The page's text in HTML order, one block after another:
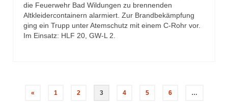
die Feuerwehr Bad Wildungen zu brennenden
Altkleidercontainern alarmiert. Zur Brandbekämpfung
ging ein Trupp unter Atemschutz mit einem C-Rohr vor.
Im Einsatz: HLF 20, GW-L 2.
Seitennummerierung
« 1 2 3 4 5 6 …